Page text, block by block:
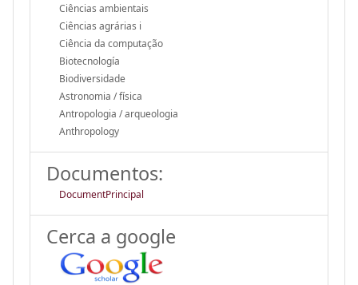
Ciências ambientais
Ciências agrárias i
Ciência da computação
Biotecnología
Biodiversidade
Astronomia / física
Antropologia / arqueologia
Anthropology
Documentos:
DocumentPrincipal
Cerca a google